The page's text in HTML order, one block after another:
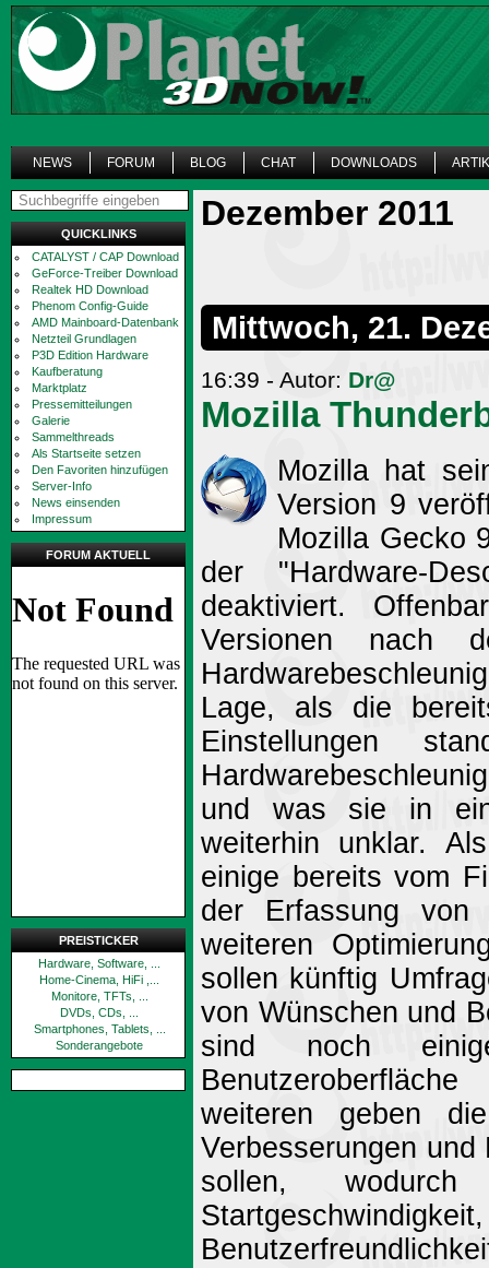
NEWS FORUM BLOG CHAT DOWNLOADS
QUICKLINKS
CATALYST / CAP Download
GeForce-Treiber Download
Realtek HD Download
Phenom Config-Guide
AMD Mainboard-Datenbank
Netzteil Grundlagen
P3D Edition Hardware
Kaufberatung
Marktplatz
Pressemitteilungen
Galerie
Sammelthreads
Als Startseite setzen
Den Favoriten hinzufügen
Server-Info
News einsenden
Impressum
FORUM AKTUELL
PREISTICKER
Hardware, Software, ...
Home-Cinema, HiFi ,...
Monitore, TFTs, ...
DVDs, CDs, ...
Smartphones, Tablets, ...
Sonderangebote
Dezember 2011
Mittwoch, 21.
16:39 - Autor: Dr@
Mozilla
Mozilla hat
Version 9
Mozilla Gecko
der "Hardware-
deaktiviert.
Versionen nach
Lage, als die
Einstellungen
und was sie in
weiterhin unklar.
einige bereits vom
der Erfassung von
weiteren
sollen künftig
von Wünschen und
sind noch
weiteren geben
Verbesserungen
sollen, wodurch